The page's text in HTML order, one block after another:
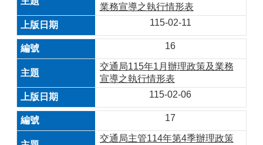
業務宣導之執行情形表
115-02-11
16
交通局115年1月辦理政策及業務
宣導之執行情形表
115-02-06
17
交通局主管114年第4季辦理政策